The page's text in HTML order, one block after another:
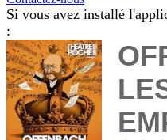
Si vous avez installé
: